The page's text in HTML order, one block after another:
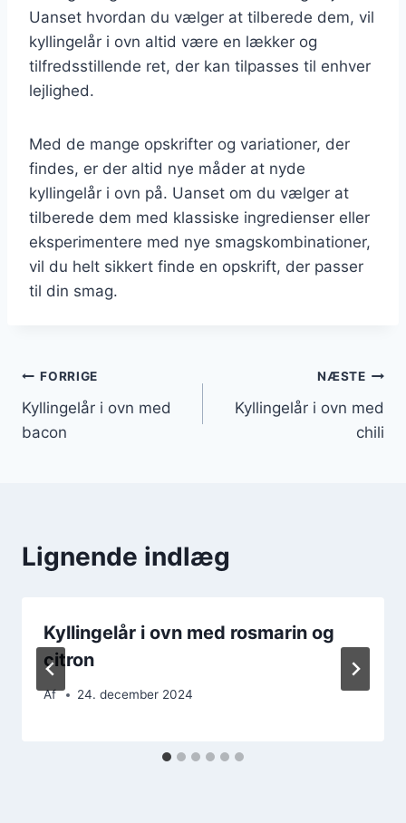
Uanset hvordan du vælger at tilberede dem, vil
kyllingelår i ovn altid være en lækker og
tilfredsstillende ret, der kan tilpasses til enhver
lejlighed.
Med de mange opskrifter og variationer, der
findes, er der altid nye måder at nyde
kyllingelår i ovn på. Uanset om du vælger at
tilberede dem med klassiske ingredienser eller
eksperimentere med nye smagskombinationer,
vil du helt sikkert finde en opskrift, der passer
til din smag.
Indlægsnavigation
FORRIGE
Kyllingelår i ovn med
bacon
NÆSTE
Kyllingelår i ovn med
chili
Lignende indlæg
Kyllingelår i ovn med rosmarin og
citron
Af 24. december 2024